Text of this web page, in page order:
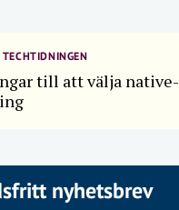
TECHTIDNINGEN
till att välja native-
nyhetsbrev